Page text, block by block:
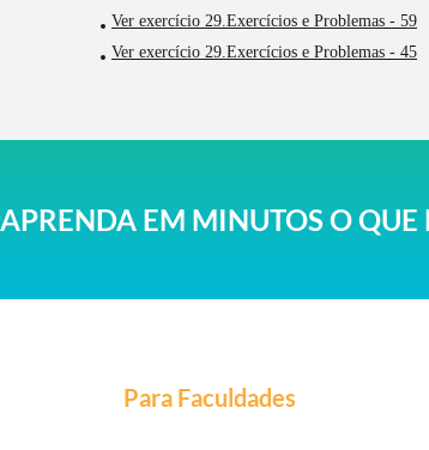
Ver exercício 29.Exercícios e Problemas - 59
Ver exercício 29.Exercícios e Problemas - 45
APRENDA EM MINUTOS O QUE
Para Faculdades